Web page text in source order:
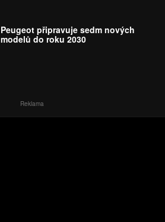
Peugeot připravuje sedm nových
modelů do roku 2030
Reklama